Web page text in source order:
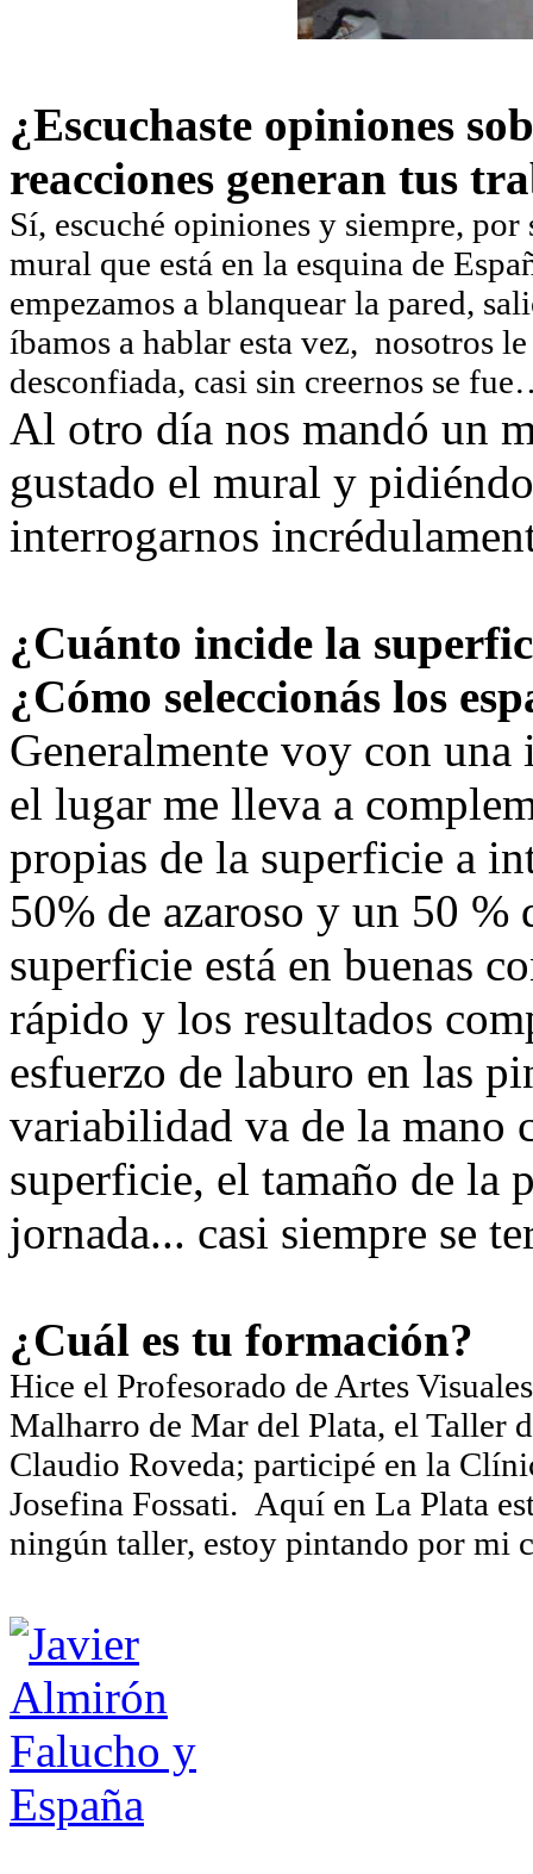
¿Escuchaste opiniones
reacciones generan tus
Sí, escuché opiniones y siempre,
mural que está en la esquina de
empezamos a blanquear la pared,
íbamos a hablar esta vez, nosotros
desconfiada, casi sin creernos se
Al otro día nos mandó un
gustado el mural y
interrogarnos
¿Cuánto incide la
¿Cómo seleccionás los
Generalmente voy con
el lugar me lleva a
propias de la superficie a
50% de azaroso y un 50 %
superficie está en buenas
rápido y los resultados
esfuerzo de laburo en las
variabilidad va de la mano
superficie, el tamaño de la
jornada... casi siempre se
¿Cuál es tu formación?
Hice el Profesorado de Artes
Malharro de Mar del Plata, el Taller
Claudio Roveda; participé en la
Josefina Fossati. Aquí en La Plata
ningún taller, estoy pintando por mi